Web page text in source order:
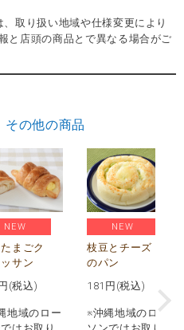
取り扱い地域や仕様変更により
と店頭の商品とで異なる場合がご
の他の商品
NEW
まごク
サン
円(税込)
地域のロー
NEW
枝豆とチーズ
のパン
181 円(税込)
※沖縄地域のロー